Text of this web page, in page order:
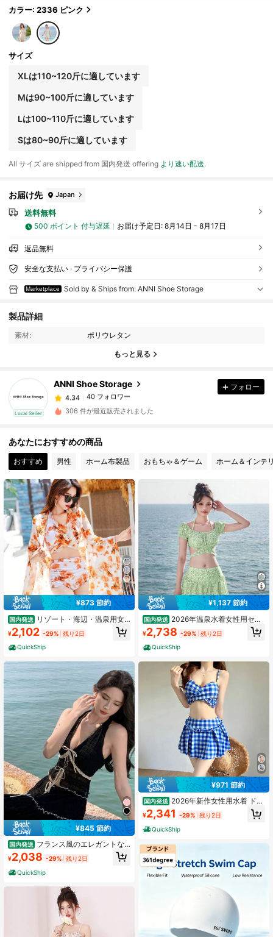
カラー: 2336 ピンク
サイズ
XLは110~120斤に適しています
Mは90~100斤に適しています
Lは100~110斤に適しています
Sは80~90斤に適しています
All サイズ are shipped from 国内発送 offering より速い配送.
お届け先 Japan
送料無料
500 ポイント 付与遅延 お届け予定日: 8月14日 - 8月17日
返品無料
安全な支払い · プライバシー保護
Marketplace Sold by & Ships from: ANNI Shoe Storage
製品詳細
素材: ポリウレタン
もっと見る
Local Seller
ANNI Shoe Storage
40 フォロワー
40 フォロワー
4.34
40 フォロワー
a***3 が1日前にフォローしました
4.34
40 フォロワー
4.34 40 フォロワー
4.34 40 フォロワー
4.34 40 フォロワー
4.34 40 フォロワー
フォロー
306 件が最近販売されました
あなたにおすすめの商品
おすすめ 男性 ホーム布製品 おもちゃ＆ゲーム ホーム＆インテ
7
¥873 節約
国内発送 リゾート・海辺・温泉用女
性用セパレートビキニ3点セット、風
高級感のある新作水着
¥2,102 -29% 残り2日
QuickShip
¥845 節約
国内発送 フランス風のエレガントな
フェミニンな雰囲気の写真撮影用高
級ビキニ、島でのリゾート休暇に最
適なセパレートタイプの長袖ウエス
ト露出温泉水着
¥2,038 -29% 残り2日
QuickShip
¥1,137 節約
国内発送 2026年温泉水着女性用セパ
レートタイプ、小清新な日本風可愛
い少女学生向けツーピースボクサー
スカート型水着
¥2,738 -29% 残り2日
QuickShip
¥971 節約
国内発送 2026年新作女性用水着 ドー
パミンオレンジソーダカラー セパレ
ートタイプ キャミソールタイプ ホッ
トガールスカートスタイル 温泉 学生
女子 バケーション
¥2,341 -29% 残り2日
QuickShip